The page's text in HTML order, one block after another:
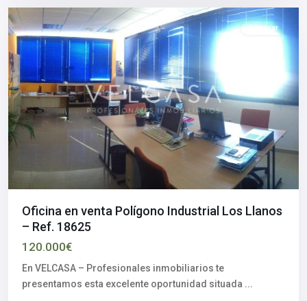
Comprar
Oficina en venta Polígono Industrial Los Llanos
– Ref. 18625
120.000€
En VELCASA – Profesionales inmobiliarios te
presentamos esta excelente oportunidad situada ...
Aljarafe,